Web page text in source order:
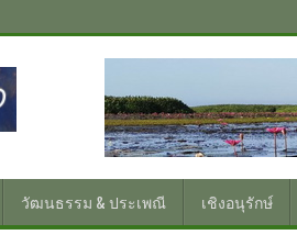
วัฒนธรรม & ประเพณี เชิงอนุรักษ์